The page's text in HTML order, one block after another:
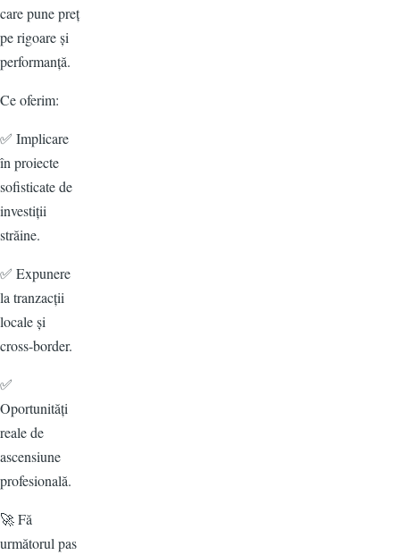
care pune preț
pe rigoare și
performanță.
Ce oferim:
✅ Implicare
în proiecte
sofisticate de
investiții
străine.
✅ Expunere
la tranzacții
locale și
cross-border.
✅
Oportunități
reale de
ascensiune
profesională.
🚀 Fă
următorul pas